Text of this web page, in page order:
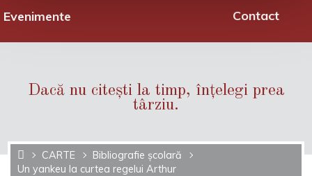
Evenimente Contact
Dacă nu citești la timp, înțelegi prea
târziu.
CARTE
Bibliografie şcolară
Un yankeu la curtea regelui Arthur